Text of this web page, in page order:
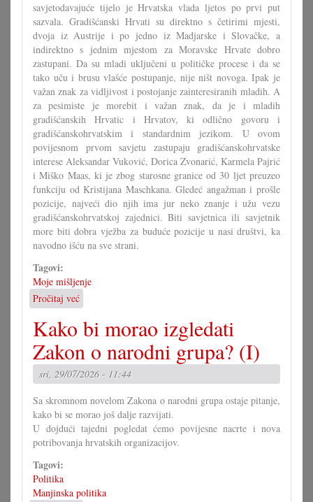
savjetodavajuće tijelo je Hrvatska vlada ljetos po prvi put
sazvala. Gradišćanski Hrvati su direktno s četirimi mjesti,
dvoja iz Austrije i po jedno iz Madjarske i Slovačke, a
indirektno s jednim mjestom za Moravske Hrvate dobro
zastupani. Da su mladi uključeni u političke procese i da se
tako uču i brusu vlašće postupanje, nije ništ novoga. Ipak je
važan znak za vidljivost i postojanje zainteresiranih mladih. A
za pesimiste je morebit i važan znak, da je i mladih
gradišćanskih Hrvatic i Hrvatov, ki odlično govoru i
gradišćanskohrvatskim i standardnim jezikom. U ovom
povijesnom prvom savjetu zastupaju gradišćanskohrvatske
interese Aleksandar Vuković, Dorica Zvonarić, Karmela Pajrić
i Miško Maas, ki je zbog starosne granice od 30 ljet preuzeo
funkciju od Kristijana Maschkana. Gledeć angažman i prošle
pozicije, najveći dio njih ima jur neko znanje i užu vezu
gradišćanskohrvatskoj zajednici. Biti savjetnica ili savjetnik
more biti dobra vježba za buduće pozicije u nasi društvi, ka
navodno išću na sve strani.
Tagovi:
Moje mišljenje
Pročitaj već
U
čem
more
pomoći
Savjet
mladih?
Kako bi morao izgledati
Zakon o narodni grupa? (I)
sri, 29/07/2026 - 11:44
Sa skromnom novelom Zakona o narodni grupa ostaje pitanje,
kako bi se morao još dalje razvijati.
U dojdući tajedni pogledat ćemo povijesne nacrte i nova
potribovanja hrvatskih organizacijov.
Tagovi:
Politika
Manjinska politika